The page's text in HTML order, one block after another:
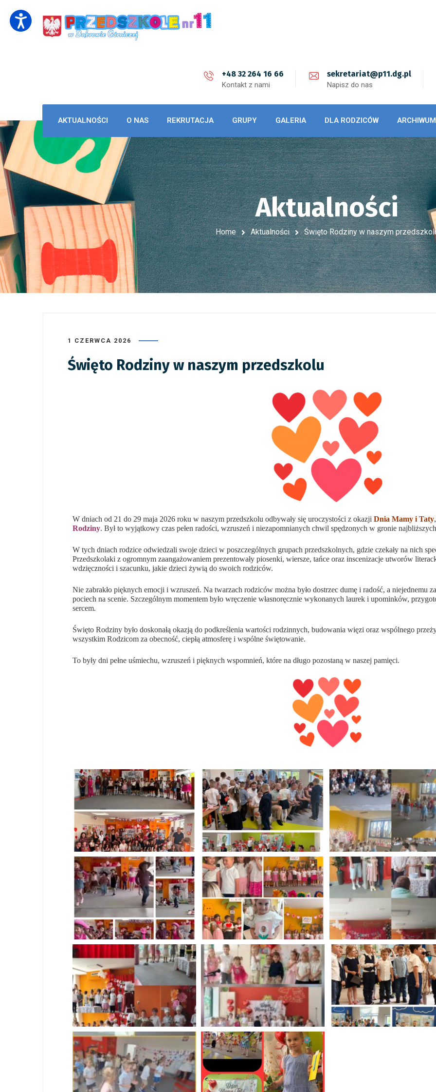
+48 32 264 16 66
Kontakt z nami
sekretariat@p11.dg.pl
Napisz do nas
AKTUALNOŚCI O NAS REKRUTACJA GRUPY GALERIA DLA RODZICÓW ARCHIWUM
Aktualności
Home Aktualności Święto Rodziny w naszym
1 CZERWCA 2026
Święto Rodziny w naszym przedszkolu
W dniach od 21 do 29 maja 2026 roku w naszym przedszkolu odbywały się uroczystości z okazji Dnia Mamy i Taty
Rodziny. Był to wyjątkowy czas pełen radości, wzruszeń i niezapomnianych chwil spędzonych w gronie
W tych dniach rodzice odwiedzali swoje dzieci w poszczególnych grupach przedszkolnych, gdzie czekały na nich
Przedszkolaki z ogromnym zaangażowaniem prezentowały piosenki, wiersze, tańce oraz inscenizacje utworów
wdzięczności i szacunku, jakie dzieci żywią do swoich rodziców.
Nie zabrakło pięknych emocji i wzruszeń. Na twarzach rodziców można było dostrzec dumę i radość, a niejednemu
pociech na scenie. Szczególnym momentem było wręczenie własnoręcznie wykonanych laurek i upominków,
sercem.
Święto Rodziny było doskonałą okazją do podkreślenia wartości rodzinnych, budowania więzi oraz wspólnego
wszystkim Rodzicom za obecność, ciepłą atmosferę i wspólne świętowanie.
To były dni pełne uśmiechu, wzruszeń i pięknych wspomnień, które na długo pozostaną w naszej pamięci.